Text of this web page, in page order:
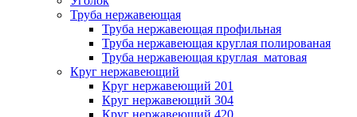
Труба нержавеющая
Труба нержавеющая профильная
Труба нержавеющая круглая полированая
Труба нержавеющая круглая матовая
Круг нержавеющий
Круг нержавеющий 201
Круг нержавеющий 304
Круг нержавеющий 420